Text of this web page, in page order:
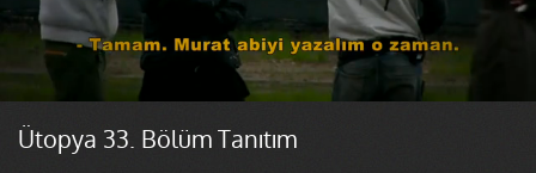
Ütopya 33. Bölüm Tanıtım